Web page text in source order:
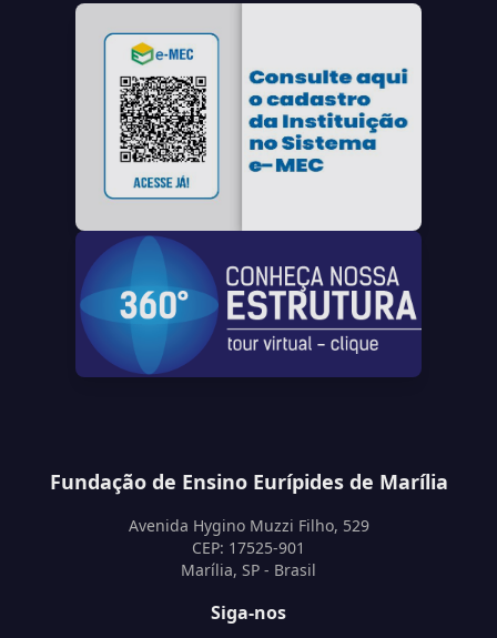
Fundação de Ensino Eurípides de Marília
Avenida Hygino Muzzi Filho, 529
CEP: 17525-901
Marília, SP - Brasil
Siga-nos